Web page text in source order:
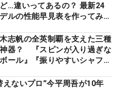
…違いってあるの？ 最新24
ルの性能早見表を作ってみ
志帆の全英制覇を支えた三種
器？ 『スピンが入り過ぎな
ール』『振りやすいシャフ
#女子プロセッティング
えないプロ”今平周吾が10年